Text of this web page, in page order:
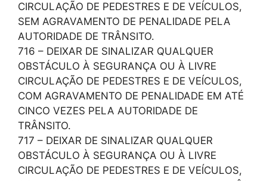
CIRCULAÇÃO DE PEDESTRES E DE VEÍCULOS,
SEM AGRAVAMENTO DE PENALIDADE PELA
AUTORIDADE DE TRÂNSITO.
716 – DEIXAR DE SINALIZAR QUALQUER
OBSTÁCULO À SEGURANÇA OU À LIVRE
CIRCULAÇÃO DE PEDESTRES E DE VEÍCULOS,
COM AGRAVAMENTO DE PENALIDADE EM ATÉ
CINCO VEZES PELA AUTORIDADE DE
TRÂNSITO.
717 – DEIXAR DE SINALIZAR QUALQUER
OBSTÁCULO À SEGURANÇA OU À LIVRE
CIRCULAÇÃO DE PEDESTRES E DE VEÍCULOS,